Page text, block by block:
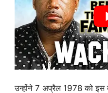
उन्होंने 7 अप्रैल 1978 को इस